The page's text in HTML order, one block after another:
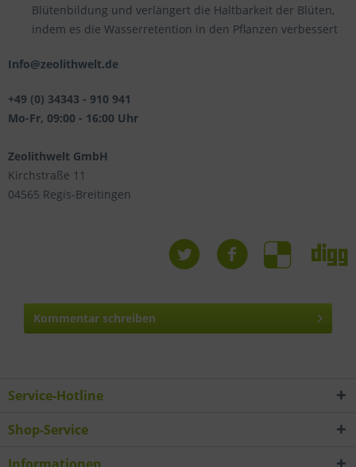
Blütenbildung und verlängert die Haltbarkeit der Blüten,
indem es die Wasserretention in den Pflanzen verbessert
Info@zeolithwelt.de
+49 (0) 34343 - 910 941
Mo-Fr, 09:00 - 16:00 Uhr
Zeolithwelt GmbH
Kirchstraße 11
04565 Regis-Breitingen
Kommentar schreiben
Service-Hotline
Shop-Service